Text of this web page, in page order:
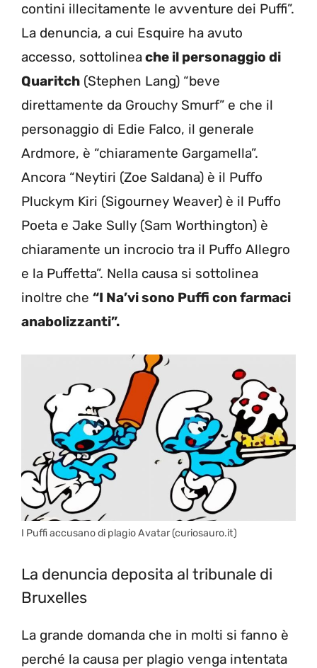
contini illecitamente le avventure dei Puffi”.
La denuncia, a cui Esquire ha avuto
accesso, sottolineache il personaggio di
Quaritch (Stephen Lang) “beve
direttamente da Grouchy Smurf” e che il
personaggio di Edie Falco, il generale
Ardmore, è “chiaramente Gargamella”.
Ancora “Neytiri (Zoe Saldana) è il Puffo
Pluckym Kiri (Sigourney Weaver) è il Puffo
Poeta e Jake Sully (Sam Worthington) è
chiaramente un incrocio tra il Puffo Allegro
e la Puffetta”. Nella causa si sottolinea
inoltre che “I Na’vi sono Puffi con farmaci
anabolizzanti”.
I Puffi accusano di plagio Avatar (curiosauro.it)
La denuncia deposita al tribunale di
Bruxelles
La grande domanda che in molti si fanno è
perché la causa per plagio venga intentata